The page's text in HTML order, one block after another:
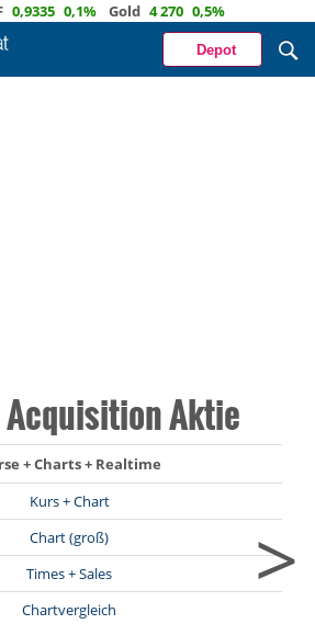
0,1% Gold 4 270 0,5%
Depot
Acquisition Aktie
+ Charts + Realtime
Kurs + Chart
Chart (groß)
Times + Sales
Chartvergleich
>